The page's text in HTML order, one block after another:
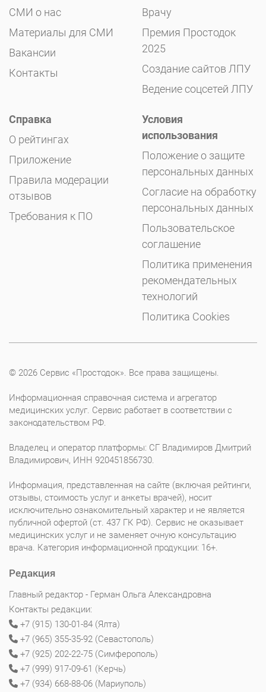
СМИ о нас
Материалы для СМИ
Вакансии
Контакты
Врачу
Премия Простодок
2025
Создание сайтов ЛПУ
Ведение соцсетей ЛПУ
Справка
О рейтингах
Приложение
Правила модерации
отзывов
Требования к ПО
Условия
использования
Положение о защите
персональных данных
Согласие на обработку
персональных данных
Пользовательское
соглашение
Политика применения
рекомендательных
технологий
Политика Cookies
© 2026 Сервис «Простодок». Все права защищены.
Информационная справочная система и агрегатор
медицинских услуг. Сервис работает в соответствии с
законодательством РФ.
Владелец и оператор платформы: СГ Владимиров Дмитрий
Владимирович, ИНН 920451856730.
Информация, представленная на сайте (включая рейтинги,
отзывы, стоимость услуг и анкеты врачей), носит
исключительно ознакомительный характер и не является
публичной офертой (ст. 437 ГК РФ). Сервис не оказывает
медицинских услуг и не заменяет очную консультацию
врача. Категория информационной продукции: 16+.
Редакция
Главный редактор - Герман Ольга Александровна
Контакты редакции:
+7 (915) 130-01-84 (Ялта)
+7 (965) 355-35-92 (Севастополь)
+7 (925) 202-22-75 (Симферополь)
+7 (999) 917-09-61 (Керчь)
+7 (934) 668-88-06 (Мариуполь)